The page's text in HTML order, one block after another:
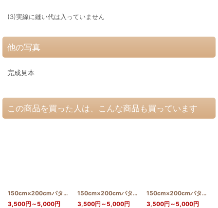
(3)実線に縫い代は入っていません
他の写真
完成見本
この商品を買った人は、こんな商品も買っています
150cm×200cmパターン(プアケニケニ＆エンゼルストランペット) [
3,500円 ～5,000円
150cm×200cmパターン(パンの木) [
3,500円 ～5,000円
150cm×200cmパターン(ハイビスカスとグァバ)
3,500円 ～5,000円